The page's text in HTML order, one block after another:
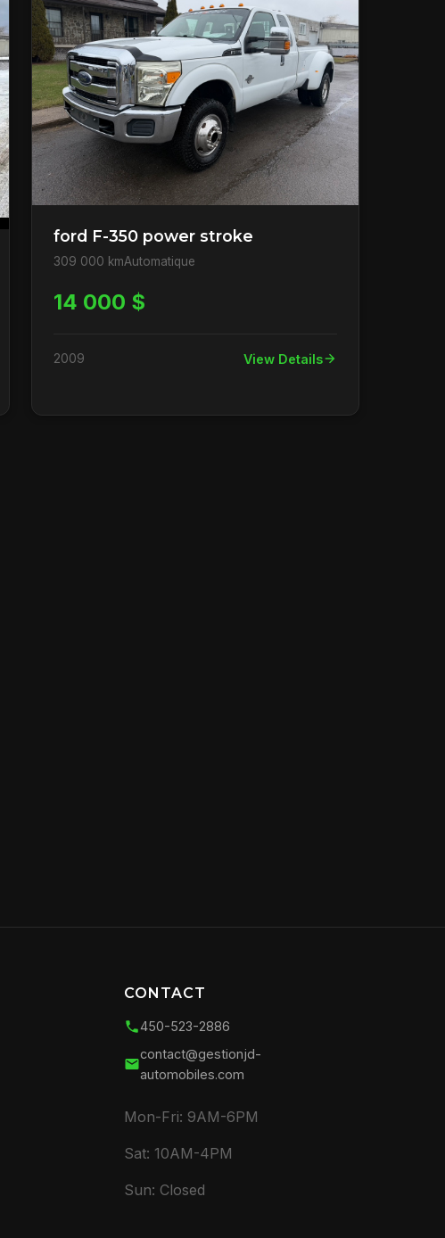
ford F-350 power stroke
309 000 kmAutomatique
14 000 $
2009 View Details
CONTACT
450-523-2886
contact@gestionjd-
automobiles.com
Mon-Fri: 9AM-6PM
Sat: 10AM-4PM
Sun: Closed